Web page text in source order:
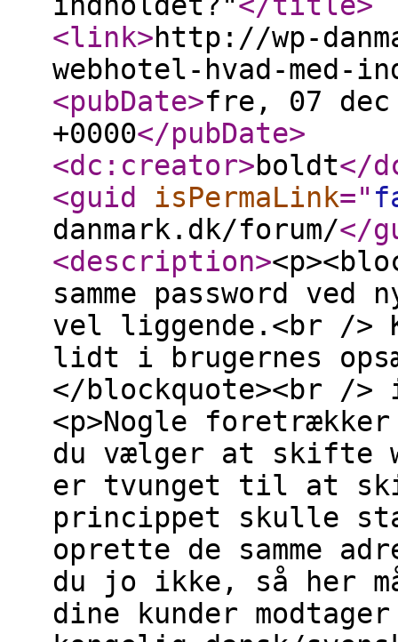
<link>http://wp-
webhotel-hvad-med-
<pubDate>fre, 07 dec
+0000</pubDate>
<dc:creator>boldt</
<guid
isPermaLink="
danmark.dk/forum/</
<description>
samme password
vel liggende.<br />
lidt i brugernes
</blockquote><br /
<p>Nogle foretrækker
du vælger at skifte
er tvunget til at
princippet skulle
oprette de samme
du jo ikke, så her
dine kunder